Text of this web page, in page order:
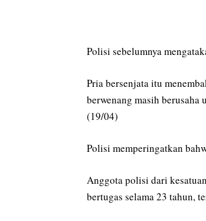
Polisi sebelumnya
Pria bersenjata itu
berwenang masih
(19/04)
Polisi memperingatkan
Anggota polisi dari
bertugas selama 23 tahun,